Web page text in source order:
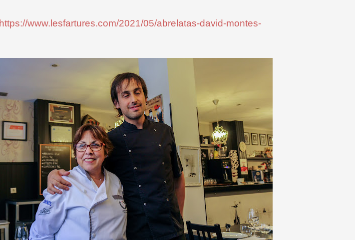
https://www.lesfartures.com/2021/05/abrelatas-david-montes-